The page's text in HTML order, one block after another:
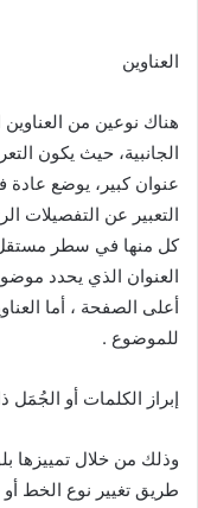
العناوين
هناك نوعين من العناوين
الجانبية، حيث يكون
عنوان كبير، يوضع
التعبير عن التفصيلات
كل منها في سطر مستقل
العنوان الذي يحدد
أعلى الصفحة ، أما
للموضوع .
إبراز الكلمات أو الجُمَل
وذلك من خلال تمييزها
طريق تغيير نوع الخط